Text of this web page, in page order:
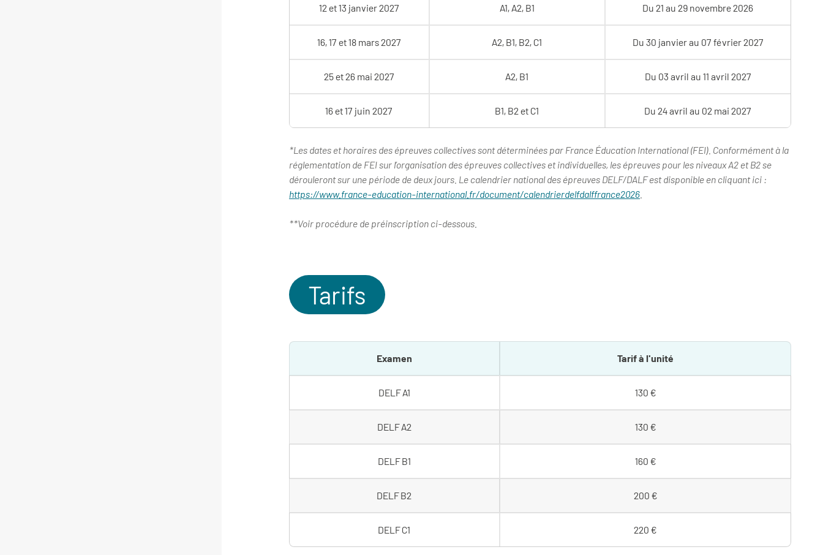
12 et 13 janvier 2027 A1, A2, B1 Du 21 au 29 novembre 2026
16, 17 et 18 mars 2027 A2, B1, B2, C1 Du 30 janvier au 07 février 2027
25 et 26 mai 2027 A2, B1 Du 03 avril au 11 avril 2027
16 et 17 juin 2027 B1, B2 et C1 Du 24 avril au 02 mai 2027
*Les dates et horaires des épreuves collectives sont déterminées par France Éducation International (FEI). Conformément à la
réglementation de FEI sur l’organisation des épreuves collectives et individuelles, les épreuves pour les niveaux A2 et B2 se
dérouleront sur une période de deux jours. Le calendrier national des épreuves DELF/DALF est disponible en cliquant ici :
https://www.france-education-international.fr/document/calendrierdelfdalffrance2026.
**Voir procédure de préinscription ci-dessous.
Tarifs
Examen Tarif à l'unité
DELF A1 130 €
DELF A2 130 €
DELF B1 160 €
DELF B2 200 €
DELF C1 220 €